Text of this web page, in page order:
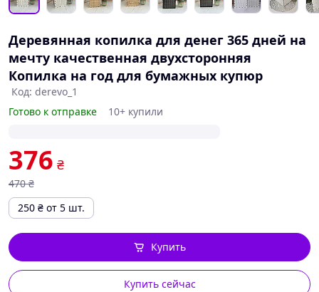
Деревянная копилка для денег 365 дней на
мечту качественная двухсторонняя
Копилка на год для бумажных купюр
Код: derevo_1
Готово к отправке
10+ купили
376 ₴
470 ₴
250 ₴ от 5 шт.
Купить сейчас
Купить